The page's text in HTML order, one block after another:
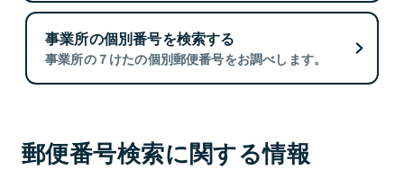
事業所の個別番号を検索する
事業所の７けたの個別郵便番号をお調べします。
郵便番号検索に関する情報